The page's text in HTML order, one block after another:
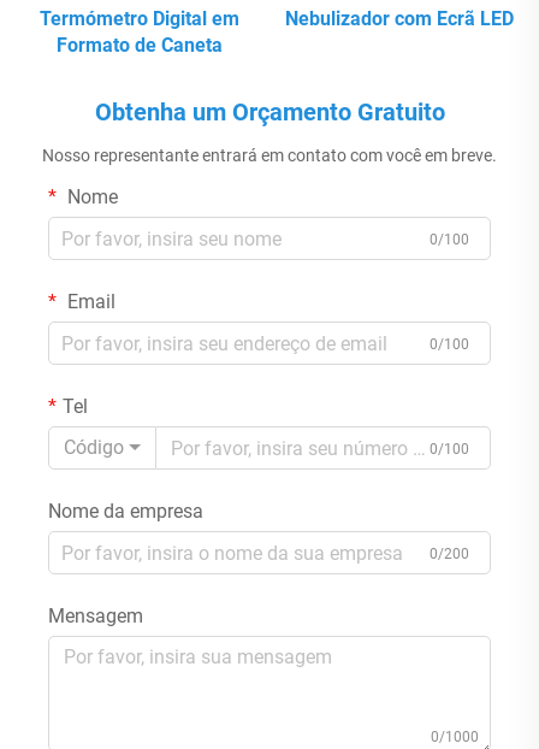
Termómetro Digital em
Formato de Caneta
Nebulizador com Ecrã LED
Obtenha um Orçamento Gratuito
Nosso representante entrará em contato com você em breve.
Nome
0/100
Email
0/100
Tel
Código
0/100
Nome da empresa
0/200
Mensagem
0/1000